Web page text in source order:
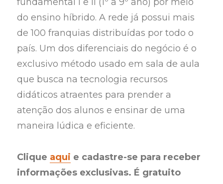
do ensino híbrido. A rede já possui mais
de 100 franquias distribuídas por todo o
país. Um dos diferenciais do negócio é o
exclusivo método usado em sala de aula
que busca na tecnologia recursos
didáticos atraentes para prender a
atenção dos alunos e ensinar de uma
maneira lúdica e eficiente.
Clique aqui e cadastre-se para receber
informações exclusivas. É gratuito